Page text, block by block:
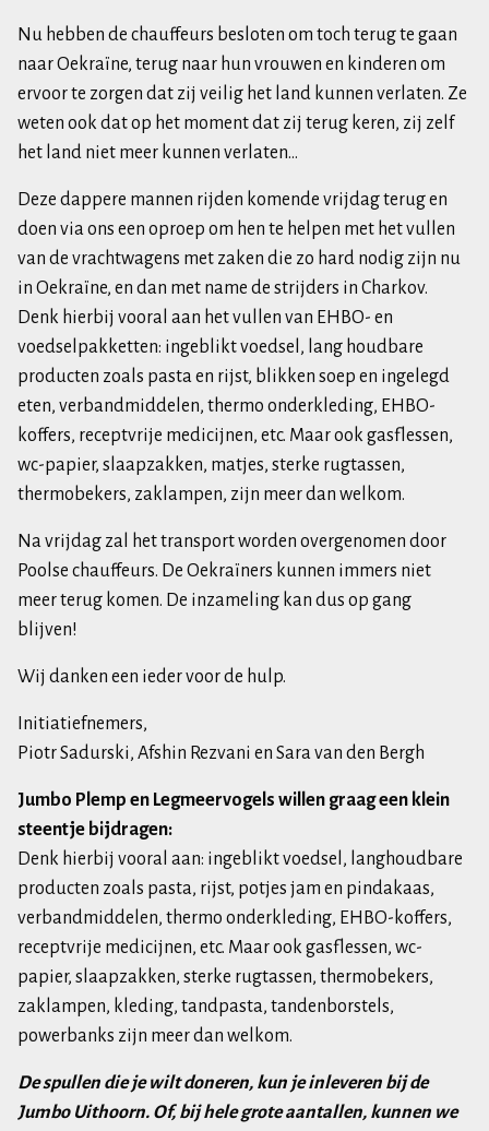
Nu hebben de chauffeurs besloten om toch terug te gaan
naar Oekraïne, terug naar hun vrouwen en kinderen om
ervoor te zorgen dat zij veilig het land kunnen verlaten. Ze
weten ook dat op het moment dat zij terug keren, zij zelf
het land niet meer kunnen verlaten…
Deze dappere mannen rijden komende vrijdag terug en
doen via ons een oproep om hen te helpen met het vullen
van de vrachtwagens met zaken die zo hard nodig zijn nu
in Oekraïne, en dan met name de strijders in Charkov.
Denk hierbij vooral aan het vullen van EHBO- en
voedselpakketten: ingeblikt voedsel, lang houdbare
producten zoals pasta en rijst, blikken soep en ingelegd
eten, verbandmiddelen, thermo onderkleding, EHBO-
koffers, receptvrije medicijnen, etc. Maar ook gasflessen,
wc-papier, slaapzakken, matjes, sterke rugtassen,
thermobekers, zaklampen, zijn meer dan welkom.
Na vrijdag zal het transport worden overgenomen door
Poolse chauffeurs. De Oekraïners kunnen immers niet
meer terug komen. De inzameling kan dus op gang
blijven!
Wij danken een ieder voor de hulp.
Initiatiefnemers,
Piotr Sadurski, Afshin Rezvani en Sara van den Bergh
Jumbo Plemp en Legmeervogels willen graag een klein
steentje bijdragen:
Denk hierbij vooral aan: ingeblikt voedsel, langhoudbare
producten zoals pasta, rijst, potjes jam en pindakaas,
verbandmiddelen, thermo onderkleding, EHBO-koffers,
receptvrije medicijnen, etc. Maar ook gasflessen, wc-
papier, slaapzakken, sterke rugtassen, thermobekers,
zaklampen, kleding, tandpasta, tandenborstels,
powerbanks zijn meer dan welkom.
De spullen die je wilt doneren, kun je inleveren bij de
Jumbo Uithoorn. Of, bij hele grote aantallen, kunnen we